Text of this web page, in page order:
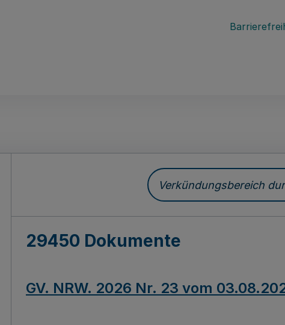
Verkündungsbereich
29450 Dokumente
GV. NRW. 2026 Nr. 23 vom